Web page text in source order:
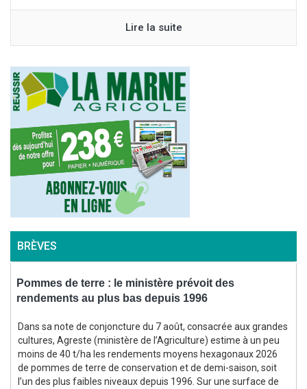
Lire la suite
BRÈVES
Pommes de terre : le ministère prévoit des
rendements au plus bas depuis 1996
Dans sa note de conjoncture du 7 août, consacrée aux grandes
cultures, Agreste (ministère de l’Agriculture) estime à un peu
moins de 40 t/ha les rendements moyens hexagonaux 2026
de pommes de terre de conservation et de demi-saison, soit
l’un des plus faibles niveaux depuis 1996. Sur une surface de